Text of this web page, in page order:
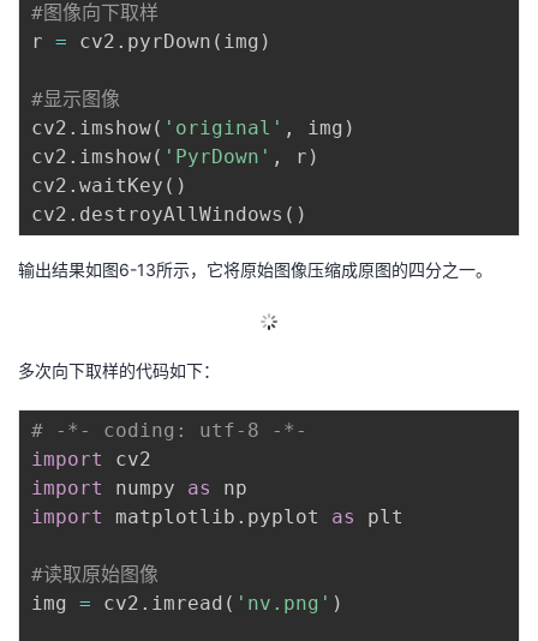
#图像向下取样
r = cv2 . pyrDown ( img )
#显示图像
cv2 . imshow( 'original' , img )
cv2 . imshow( 'PyrDown' , r )
cv2 . waitKey ( )
cv2 . destroyAllWindows ( )
输出结果如图6-13所示，它将原始图像压缩成原图的四分之一。
多次向下取样的代码如下：
# -*- coding: utf-8 -*-
import
import
numpy as
import
matplotlib . pyplot as plt
#读取原始图像
img = cv2 . imread ( 'nv.png' )